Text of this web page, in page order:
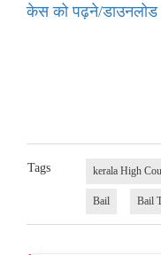
केस को पढ़ने/
Tags kerala High
Bail Bail